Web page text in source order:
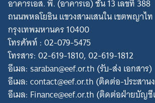
อาคารเอส. พี. (อาคารเอ) ชั้น 13 เลขที่ 388
ถนนพหลโยธิน แขวงสามเสนใน เขตพญาไท
กรุงเทพมหานคร 10400
โทรศัพท์ : 02-079-5475
โทรสาร: 02-619-1810, 02-619-1812
อีเมล: saraban@eef.or.th (รับ-ส่ง เอกสาร)
อีเมล: contact@eef.or.th (ติดต่อ-ประสาน
อีเมล: Finance@eef.or.th (ติดต่อฝ่ายบัญชี